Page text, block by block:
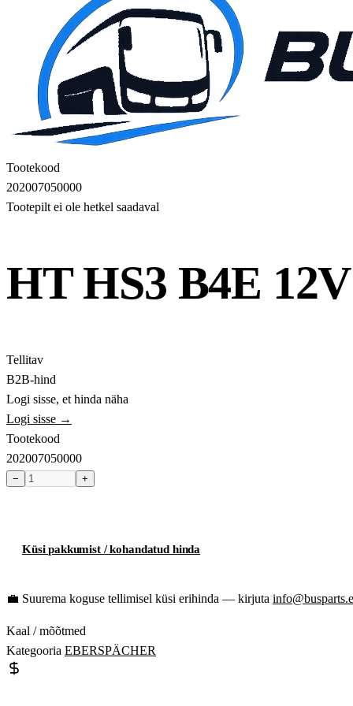
Tootekood
202007050000
Tootepilt ei ole hetkel saadaval
HT HS3 B4E
Tellitav
B2B-hind
Logi sisse, et hinda näha
Logi sisse →
Tootekood
202007050000
− +
Küsi pakkumist / kohandatud hinda
💼 Suurema koguse tellimisel küsi erihinda — kirjuta
Kaal / mõõtmed
Kategooria EBERSPÄCHER